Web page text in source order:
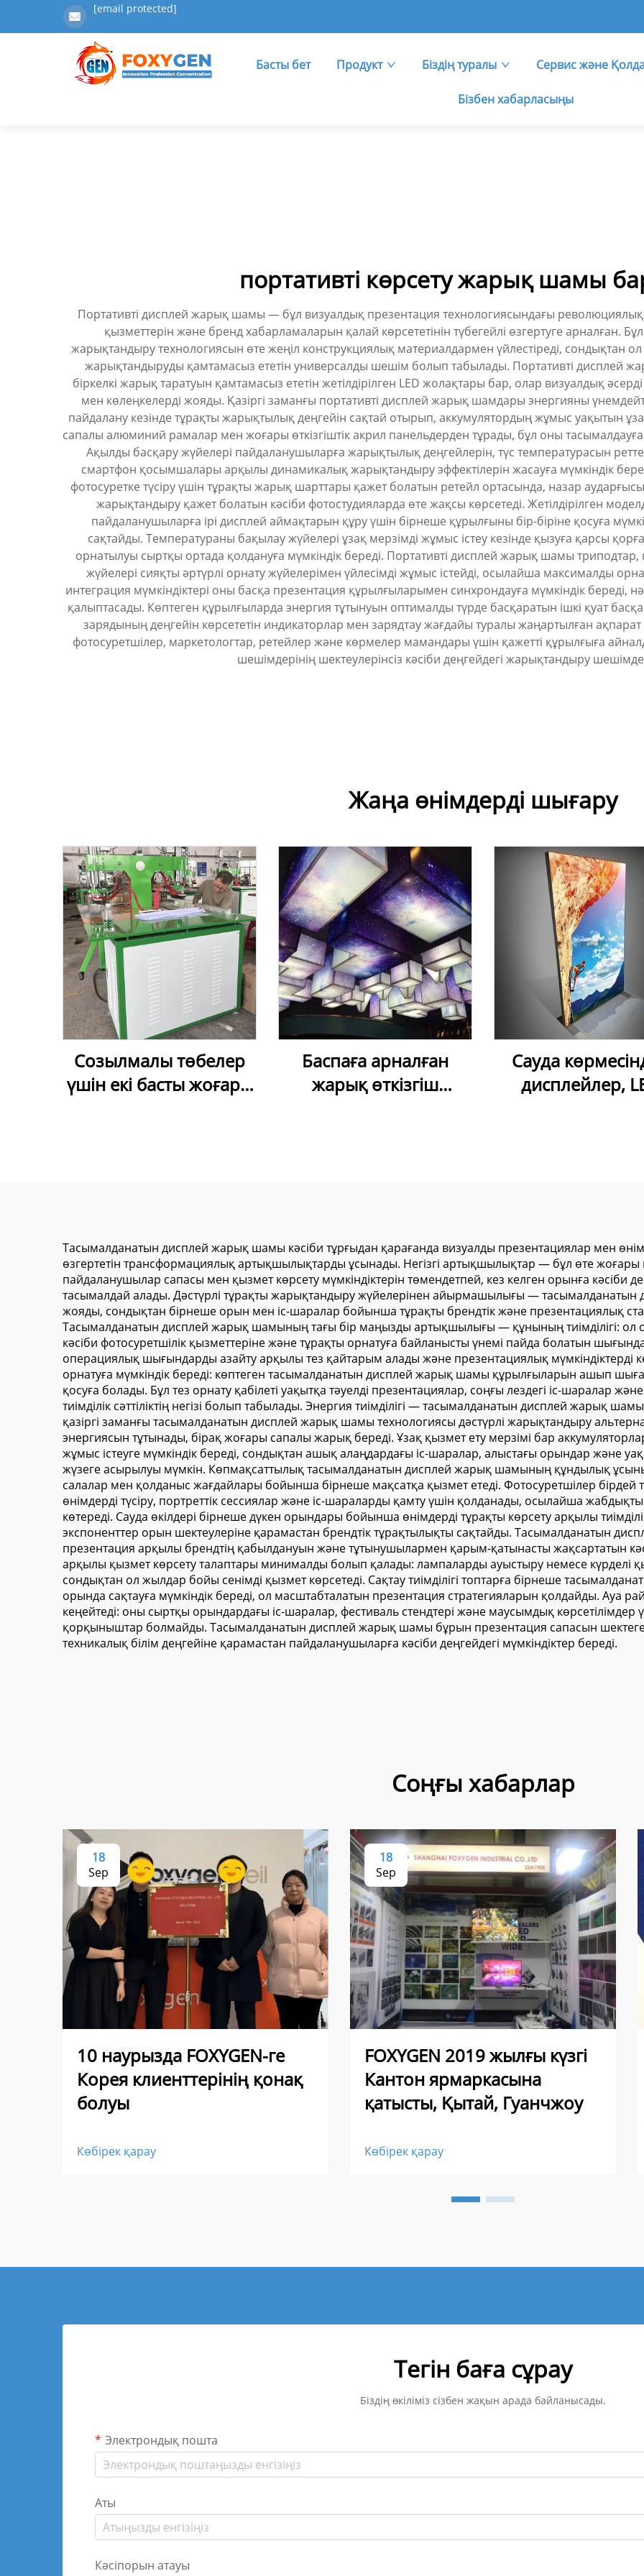
[email protected]
Басты бет Продукт Біздің туралы Сервис және
Бізбен хабарласыңы
портативті көрсету жарық шамы
Портативті дисплей жарық шамы — бұл визуалдық презентация технологиясындағы революциялық
қызметтерін және бренд хабарламаларын қалай көрсететінін түбегейлі өзгертуге арналған.
жарықтандыру технологиясын өте жеңіл конструкциялық материалдармен үйлестіреді, сондықтан
жарықтандыруды қамтамасыз ететін универсалды шешім болып табылады. Портативті дисплей
біркелкі жарық таратуын қамтамасыз ететін жетілдірілген LED жолақтары бар, олар визуалдық
мен көлеңкелерді жояды. Қазіргі заманғы портативті дисплей жарық шамдары энергияны
пайдалану кезінде тұрақты жарықтылық деңгейін сақтай отырып, аккумулятордың жұмыс уақытын
сапалы алюминий рамалар мен жоғары өткізгіштік акрил панельдерден тұрады, бұл оны тасымалдауға
Ақылды басқару жүйелері пайдаланушыларға жарықтылық деңгейлерін, түс температурасын
смартфон қосымшалары арқылы динамикалық жарықтандыру эффектілерін жасауға мүмкіндік
фотосуретке түсіру үшін тұрақты жарық шарттары қажет болатын ретейл ортасында, назар
жарықтандыру қажет болатын кәсіби фотостудияларда өте жақсы көрсетеді. Жетілдірілген
пайдаланушыларға ірі дисплей аймақтарын құру үшін бірнеше құрылғыны бір-біріне қосуға
сақтайды. Температураны бақылау жүйелері ұзақ мерзімді жұмыс істеу кезінде қызуға қарсы
орнатылуы сыртқы ортада қолдануға мүмкіндік береді. Портативті дисплей жарық шамы
жүйелері сияқты әртүрлі орнату жүйелерімен үйлесімді жұмыс істейді, осылайша максималды
интеграция мүмкіндіктері оны басқа презентация құрылғыларымен синхрондауға мүмкіндік береді,
қалыптасады. Көптеген құрылғыларда энергия тұтынуын оптималды түрде басқаратын ішкі қуат
зарядының деңгейін көрсететін индикаторлар мен зарядтау жағдайы туралы жаңартылған
фотосуретшілер, маркетологтар, ретейлер және көрмелер мамандары үшін қажетті құрылғыға
шешімдерінің шектеулерінсіз кәсіби деңгейдегі жарықтандыру
Жаңа өнімдерді шығару
Созылмалы төбелер
үшін екі басты жоғары
Баспаға арналған
жарық өткізгіш
созылғыш таван
мембранасы
Сауда
дисплейлер,
шамдық
Тасымалданатын дисплей жарық шамы кәсіби тұрғыдан қарағанда визуалды презентациялар мен
өзгертетін трансформациялық артықшылықтарды ұсынады. Негізгі артықшылықтар — бұл өте жоғары
пайдаланушылар сапасы мен қызмет көрсету мүмкіндіктерін төмендетпей, кез келген орынға кәсіби
тасымалдай алады. Дәстүрлі тұрақты жарықтандыру жүйелерінен айырмашылығы — тасымалданатын
жояды, сондықтан бірнеше орын мен іс-шаралар бойынша тұрақты брендтік және презентациялық
Тасымалданатын дисплей жарық шамының тағы бір маңызды артықшылығы — құнының тиімділігі: ол
кәсіби фотосуретшілік қызметтеріне және тұрақты орнатуға байланысты үнемі пайда болатын
операциялық шығындарды азайту арқылы тез қайтарым алады және презентациялық мүмкіндіктерді
орнатуға мүмкіндік береді: көптеген тасымалданатын дисплей жарық шамы құрылғыларын ашып
қосуға болады. Бұл тез орнату қабілеті уақытқа тәуелді презентациялар, соңғы лездегі іс-шаралар
тиімділік сәттіліктің негізі болып табылады. Энергия тиімділігі — тасымалданатын дисплей жарық
қазіргі заманғы тасымалданатын дисплей жарық шамы технологиясы дәстүрлі жарықтандыру
энергиясын тұтынады, бірақ жоғары сапалы жарық береді. Ұзақ қызмет ету мерзімі бар аккумуляторлар
жұмыс істеуге мүмкіндік береді, сондықтан ашық алаңдардағы іс-шаралар, алыстағы орындар және
жүзеге асырылуы мүмкін. Көпмақсаттылық тасымалданатын дисплей жарық шамының құндылық
салалар мен қолданыс жағдайлары бойынша бірнеше мақсатқа қызмет етеді. Фотосуретшілер
өнімдерді түсіру, портреттік сессиялар және іс-шараларды қамту үшін қолданады, осылайша
көтереді. Сауда өкілдері бірнеше дүкен орындары бойынша өнімдерді тұрақты көрсету арқылы
экспоненттер орын шектеулеріне қарамастан брендтік тұрақтылықты сақтайды. Тасымалданатын
презентация арқылы брендтің қабылдануын және тұтынушылармен қарым-қатынасты жақсартатын
арқылы қызмет көрсету талаптары минималды болып қалады: лампаларды ауыстыру немесе күрделі
сондықтан ол жылдар бойы сенімді қызмет көрсетеді. Сақтау тиімділігі топтарға бірнеше
орында сақтауға мүмкіндік береді, ол масштабталатын презентация стратегияларын қолдайды. Ауа
кеңейтеді: оны сыртқы орындардағы іс-шаралар, фестиваль стендтері және маусымдық
қорқыныштар болмайды. Тасымалданатын дисплей жарық шамы бұрын презентация сапасын
техникалық білім деңгейіне қарамастан пайдаланушыларға кәсіби деңгейдегі мүмкіндіктер береді.
Соңғы хабарлар
18
Sep
10 наурызда FOXYGEN-ге
Корея клиенттерінің қонақ
болуы
Көбірек қарау
18
Sep
FOXYGEN 2019 жылғы күзгі
Кантон ярмаркасына
қатысты, Қытай, Гуанчжоу
Көбірек қарау
Тегін баға сұрау
Біздің өкіліміз сізбен жақын арада байланысады.
Электрондық пошта
Аты
Кәсіпорын атауы